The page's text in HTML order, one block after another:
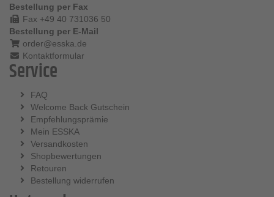
Bestellung per Fax
Fax +49 40 731036 50
Bestellung per E-Mail
order@esska.de
Kontaktformular
Service
FAQ
Welcome Back Gutschein
Empfehlungsprämie
Mein ESSKA
Versandkosten
Shopbewertungen
Retouren
Bestellung widerrufen